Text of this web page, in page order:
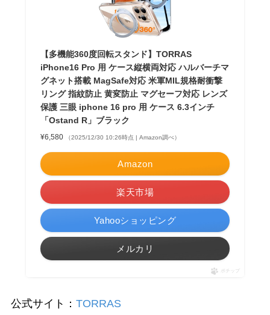
【多機能360度回転スタンド】TORRAS
iPhone16 Pro 用 ケース縦横両対応 ハルバーチマ
グネット搭載 MagSafe対応 米軍MIL規格耐衝撃
リング 指紋防止 黄変防止 マグセーフ対応 レンズ
保護 三眼 iphone 16 pro 用 ケース 6.3インチ
「Ostand R」ブラック
¥6,580 （2025/12/30 10:26時点 | Amazon調べ）
Amazon
楽天市場
Yahooショッピング
メルカリ
ポチップ
公式サイト： TORRAS